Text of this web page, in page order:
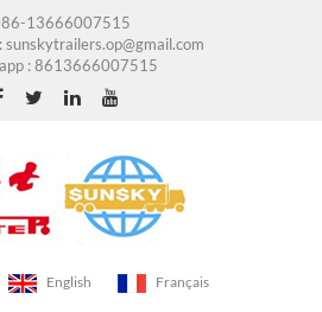
13666007515
sunskytrailers.op@gmail.com
:8613666007515
English Français